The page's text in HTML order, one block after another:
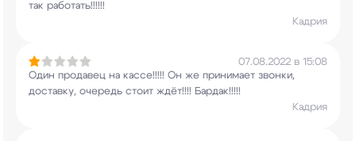
так работать!!!!!!
Кадрия
07.08.2022 в 15:08
Один продавец на кассе!!!!! Он же принимает звонки,
доставку, очередь стоит ждёт!!!! Бардак!!!!!
Кадрия